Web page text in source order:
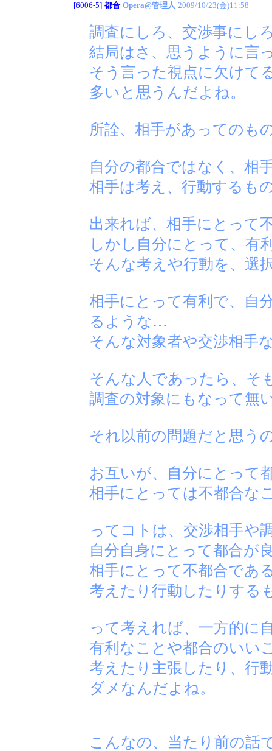
[6006-5] 都合 Opera@管理人 2009/10/23(金)11:58
調査にしろ、交渉事にし
結局はさ、思うように言
そう言った視点に欠けて
多いと思うんだよね。
所詮、相手があってのも
自分の都合ではなく、相
相手は考え、行動するも
出来れば、相手にとって
しかし自分にとって、有
そんな考えや行動を、選
相手にとって有利で、自
るような…
そんな対象者や交渉相手
そんな人であったら、そ
調査の対象にもなって無
それ以前の問題だと思う
お互いが、自分にとって
相手にとっては不都合な
ってコトは、交渉相手や
自分自身にとって都合が
相手にとって不都合であ
考えたり行動したりする
って考えれば、一方的に
有利なことや都合のいい
考えたり主張したり、行
ダメなんだよね。
こんなの、当たり前の話